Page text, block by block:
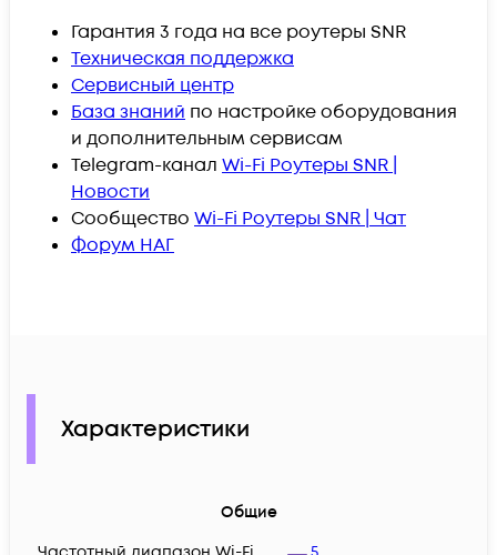
Гарантия 3 года на все роутеры SNR
Техническая поддержка
Сервисный центр
База знаний по настройке оборудования
и дополнительным сервисам
Telegram-канал Wi-Fi Роутеры SNR |
Новости
Сообщество Wi-Fi Роутеры SNR | Чат
Форум НАГ
Характеристики
Общие